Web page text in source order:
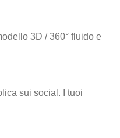
3D / 360° fluido e
sui social. I tuoi